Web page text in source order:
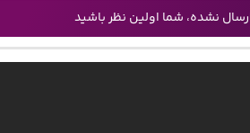
نشده، شما اولین نظر باشید